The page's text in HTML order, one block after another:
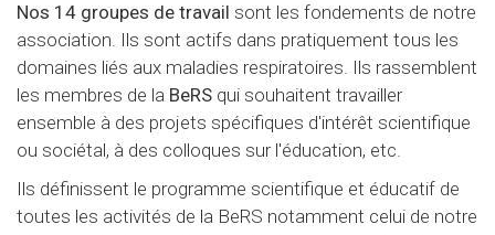
Nos 14 groupes de travail sont les fondements de notre
association. Ils sont actifs dans pratiquement tous les
domaines liés aux maladies respiratoires. Ils rassemblent
les membres de la BeRS qui souhaitent travailler
ensemble à des projets spécifiques d'intérêt scientifique
ou sociétal, à des colloques sur l'éducation, etc.
Ils définissent le programme scientifique et éducatif de
toutes les activités de la BeRS notamment celui de notre